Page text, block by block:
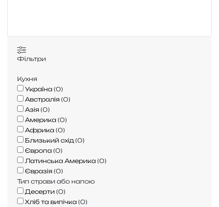
и
т
а
г
о
д
и
н
а
г
р
и
л
і
:
п
Фільтри
Кухня
Україна (0)
Австралія (0)
Азія (0)
Америка (0)
Африка (0)
Близький схід (0)
Європа (0)
Латинська Америка (0)
Євразія (0)
Тип страви або напою
Десерти (0)
Хліб та випічка (0)